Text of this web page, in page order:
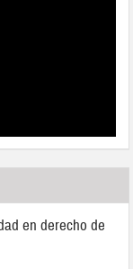
en derecho de